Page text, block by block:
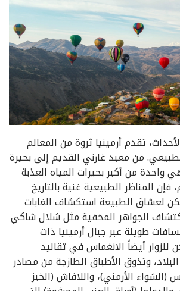
تقدم أرمينيا ثروة من المعالم
من معبد غارني القديم إلى بحيرة
واحدة من أكبر بحيرات المياه العذبة
فإن المناظر الطبيعية غنية بالتاريخ
لعشاق الطبيعة استكشاف الغابات
الجواهر المخفية مثل شلال شاكي
طويلة عبر جبال أرمينيا ذات
للزوار أيضاً الانغماس في تقاليد
وتذوق الأطباق الطازجة من مصادر
(الشواء الأرمني)، واللافاش (الخبز